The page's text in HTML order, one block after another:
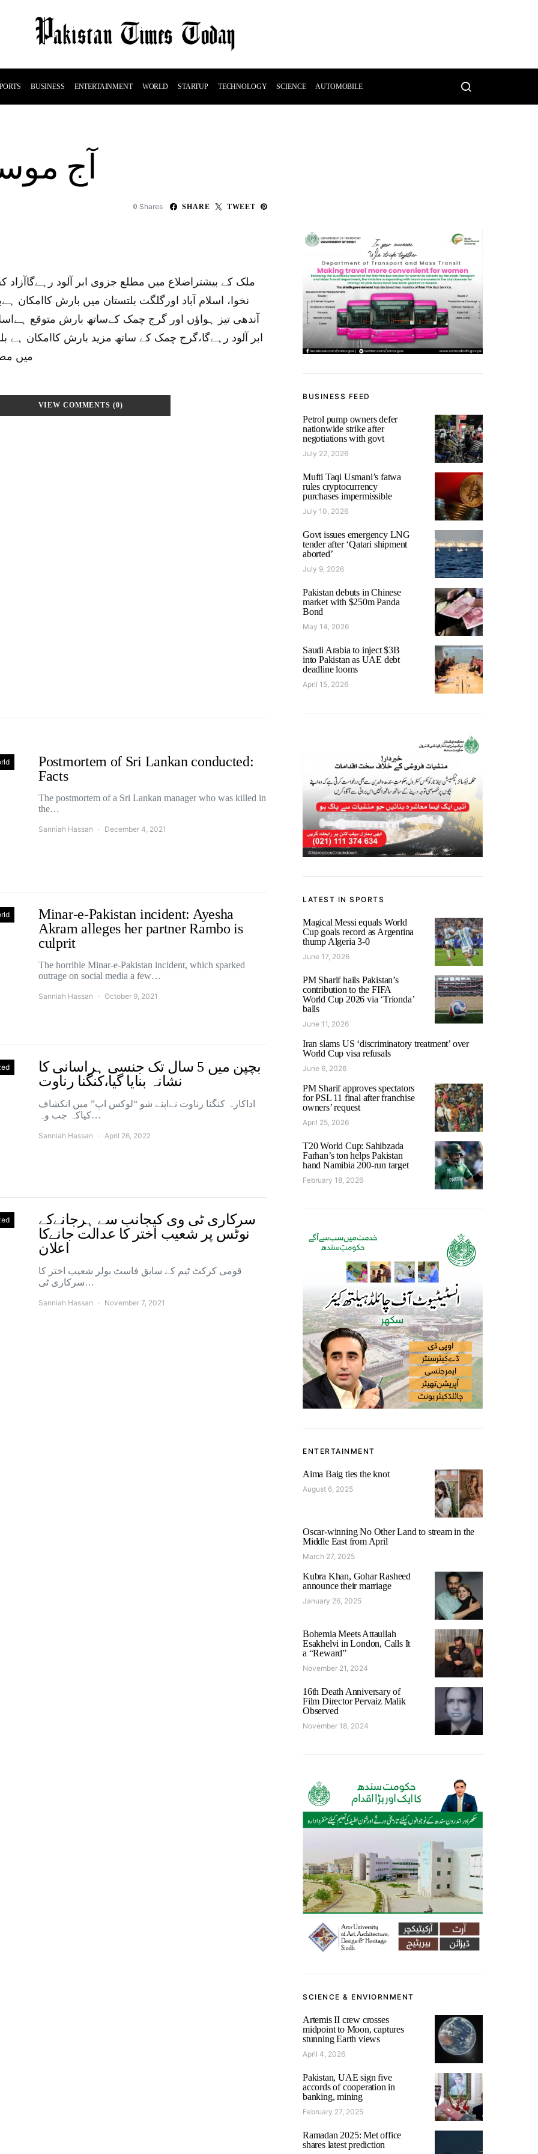
BUSINESS ENTERTAINMENT WORLD STARTUP TECHNOLOGY SCIENCE AUTOMOBILE
آج
0 Shares SHARE TWEET
ملک کے بیشتراضلاع میں مطلع جزوی ابر آلود رہےگاآزاد
نخوا، اسلام آباد اورگلگت بلتستان میں بارش کاامکان
آندھی تیز ہواؤں اور گرج چمک کےساتھ بارش متوقع
ابر آلود رہےگا،گرج چمک کے ساتھ مزید بارش کاامکان ہے
میں
VIEW COMMENTS (0)
Postmortem of Sri Lankan conducted:
Facts
The postmortem of a Sri Lankan manager who was killed in
the…
Sanniah Hassan December 4, 2021
Minar-e-Pakistan incident: Ayesha
Akram alleges her partner Rambo is
culprit
The horrible Minar-e-Pakistan incident, which sparked
outrage on social media a few…
Sanniah Hassan October 9, 2021
بچپن میں 5 سال تک جنسی ہراسانی کا
نشانہ بنایا گیا،کنگنا رناوت
اداکارہ کنگنا رناوت نےاپنے شو “لوکس اپ” میں انکشاف
کیاکہ جب وہ…
Sanniah Hassan April 26, 2022
سرکاری ٹی وی کیجانب سے ہرجانےکے
نوٹس پر شعیب اختر کا عدالت جانےکا
اعلان
قومی کرکٹ ٹیم کے سابق فاسٹ بولر شعیب اختر کا
سرکاری ٹی…
Sanniah Hassan November 7, 2021
BUSINESS FEED
Petrol pump owners defer
nationwide strike after
negotiations with govt
July 22, 2026
Mufti Taqi Usmani’s fatwa
rules cryptocurrency
purchases impermissible
July 10, 2026
Govt issues emergency LNG
tender after ‘Qatari shipment
aborted’
July 9, 2026
Pakistan debuts in Chinese
market with $250m Panda
Bond
May 14, 2026
Saudi Arabia to inject $3B
into Pakistan as UAE debt
deadline looms
April 15, 2026
LATEST IN SPORTS
Magical Messi equals World
Cup goals record as Argentina
thump Algeria 3-0
June 17, 2026
PM Sharif hails Pakistan’s
contribution to the FIFA
World Cup 2026 via ‘Trionda’
balls
June 11, 2026
Iran slams US ‘discriminatory treatment’ over
World Cup visa refusals
June 6, 2026
PM Sharif approves spectators
for PSL 11 final after franchise
owners’ request
April 25, 2026
T20 World Cup: Sahibzada
Farhan’s ton helps Pakistan
hand Namibia 200-run target
February 18, 2026
ENTERTAINMENT
Aima Baig ties the knot
August 6, 2025
Oscar-winning No Other Land to stream in the
Middle East from April
March 27, 2025
Kubra Khan, Gohar Rasheed
announce their marriage
January 26, 2025
Bohemia Meets Attaullah
Esakhelvi in London, Calls It
a “Reward”
November 21, 2024
16th Death Anniversary of
Film Director Pervaiz Malik
Observed
November 18, 2024
SCIENCE & ENVIORNMENT
Artemis II crew crosses
midpoint to Moon, captures
stunning Earth views
April 4, 2026
Pakistan, UAE sign five
accords of cooperation in
banking, mining
February 27, 2025
Ramadan 2025: Met office
shares latest prediction